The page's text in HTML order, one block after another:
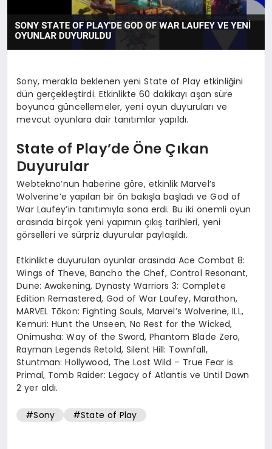
Sony, merakla beklenen yeni State of Play etkinliğini
dün gerçekleştirdi. Etkinlikte 60 dakikayı aşan süre
boyunca güncellemeler, yeni oyun duyuruları ve
mevcut oyunlara dair tanıtımlar yapıldı.
State of Play’de Öne Çıkan
Duyurular
Webtekno’nun haberine göre, etkinlik Marvel’s
Wolverine’e yapılan bir ön bakışla başladı ve God of
War Laufey’in tanıtımıyla sona erdi. Bu iki önemli oyun
arasında birçok yeni yapımın çıkış tarihleri, yeni
görselleri ve sürpriz duyurular paylaşıldı.
Etkinlikte duyurulan oyunlar arasında Ace Combat 8:
Wings of Theve, Bancho the Chef, Control Resonant,
Dune: Awakening, Dynasty Warriors 3: Complete
Edition Remastered, God of War Laufey, Marathon,
MARVEL Tōkon: Fighting Souls, Marvel’s Wolverine, ILL,
Kemuri: Hunt the Unseen, No Rest for the Wicked,
Onimusha: Way of the Sword, Phantom Blade Zero,
Rayman Legends Retold, Silent Hill: Townfall,
Stuntman: Hollywood, The Lost Wild – True Fear is
Primal, Tomb Raider: Legacy of Atlantis ve Until Dawn
2 yer aldı.
#Sony #State of Play